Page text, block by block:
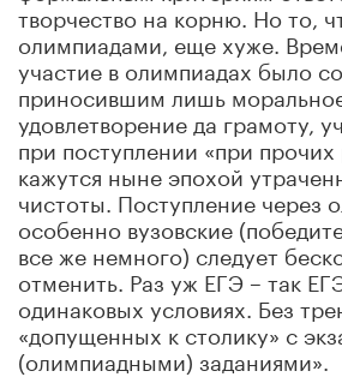
творчество на корню. Но то,
олимпиадами, еще хуже.
участие в олимпиадах было
приносившим лишь
удовлетворение да грамоту,
при поступлении «при прочих
кажутся ныне эпохой
чистоты. Поступление через
особенно вузовские
все же немного) следует
отменить. Раз уж ЕГЭ – так
одинаковых условиях. Без
«допущенных к столику» с
(олимпиадными) заданиями».